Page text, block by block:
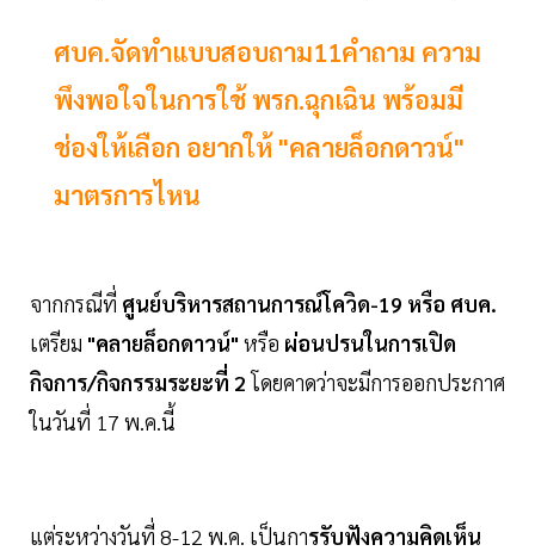
ศบค.จัดทำแบบสอบถาม11คำถาม ความ
พึงพอใจในการใช้ พรก.ฉุกเฉิน พร้อมมี
ช่องให้เลือก อยากให้ "คลายล็อกดาวน์"
มาตรการไหน
จากกรณีที่ ศูนย์บริหารสถานการณ์โควิด-19 หรือ ศบค.
เตรียม "คลายล็อกดาวน์" หรือ ผ่อนปรนในการเปิด
กิจการ/กิจกรรมระยะที่ 2โดยคาดว่าจะมีการออกประกาศ
ในวันที่ 17 พ.ค.นี้
แต่ระหว่างวันที่ 8-12 พ.ค. เป็นการรับฟังความคิดเห็น